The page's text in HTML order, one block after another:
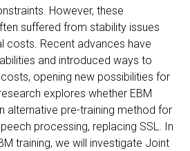
However, these
suffered from stability issues
costs. Recent advances have
and introduced ways to
opening new possibilities for
explores whether EBM
alternative pre-training method for
processing, replacing SSL. In
training, we will investigate Joint